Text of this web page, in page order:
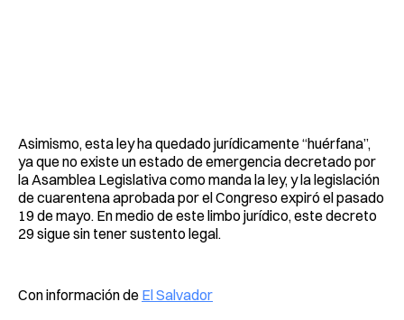
Asimismo, esta ley ha quedado jurídicamente “huérfana”,
ya que no existe un estado de emergencia decretado por
la Asamblea Legislativa como manda la ley, y la legislación
de cuarentena aprobada por el Congreso expiró el pasado
19 de mayo. En medio de este limbo jurídico, este decreto
29 sigue sin tener sustento legal.
Con información de El Salvador